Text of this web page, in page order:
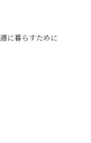
に暮らすために